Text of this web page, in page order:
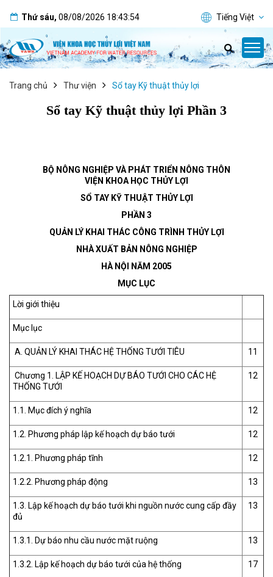
Thứ sáu, 08/08/2026 18:43:55 Tiếng Việt
Trang chủ Thư viện Sổ tay Kỹ thuật thủy lợi
Sổ tay Kỹ thuật thủy lợi Phần 3
BỘ NÔNG NGHIỆP VÀ PHÁT TRIỂN NÔNG THÔN
VIỆN KHOA HỌC THỦY LỢI
SỔ TAY KỸ THUẬT THỦY LỢI
PHẦN 3
QUẢN LÝ KHAI THÁC CÔNG TRÌNH THỦY LỢI
NHÀ XUẤT BẢN NÔNG NGHIỆP
HÀ NỘI NĂM 2005
MỤC LỤC
Lời giới thiệu
Mục lục
A. QUẢN LÝ KHAI THÁC HỆ THỐNG TƯỚI TIÊU 11
Chương 1. LẬP KẾ HOẠCH DỰ BÁO TƯỚI CHO CÁC HỆ
THỐNG TƯỚI
12
1.1. Mục đích ý nghĩa 12
1.2. Phương pháp lập kế hoạch dự báo tưới 12
1.2.1. Phương pháp tĩnh 12
1.2.2. Phương pháp động 13
1.3. Lập kế hoạch dự báo tưới khi nguồn nước cung cấp đầy
đủ
13
1.3.1. Dự báo nhu cầu nước mặt ruộng 13
1.3.2. Lập kế hoạch dự báo tưới của hệ thống 17